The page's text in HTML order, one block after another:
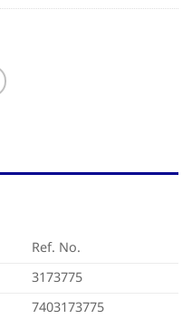
Ref. No.
3173775
7403173775